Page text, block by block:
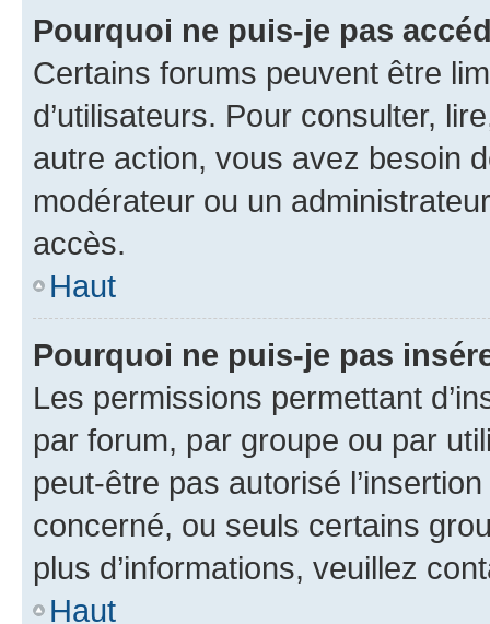
Pourquoi ne puis-je pas
Certains forums peuvent être
d’utilisateurs. Pour consulter,
autre action, vous avez besoin
modérateur ou un
accès.
Haut
Pourquoi ne puis-je pas
Les permissions permettant
par forum, par groupe ou par
peut-être pas autorisé
concerné, ou seuls certains
plus d’informations, veuillez
Haut